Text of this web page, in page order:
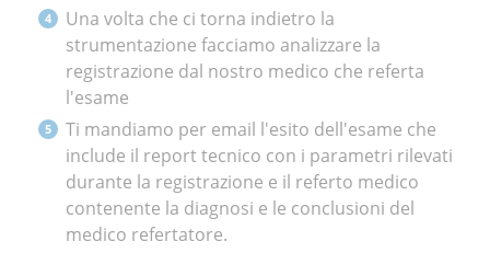
Una volta che ci torna indietro la
strumentazione facciamo analizzare la
registrazione dal nostro medico che referta
l'esame
Ti mandiamo per email l'esito dell'esame che
include il report tecnico con i parametri rilevati
durante la registrazione e il referto medico
contenente la diagnosi e le conclusioni del
medico refertatore.